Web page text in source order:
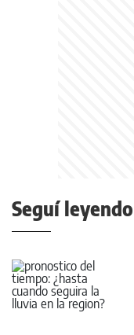
Seguí leyendo